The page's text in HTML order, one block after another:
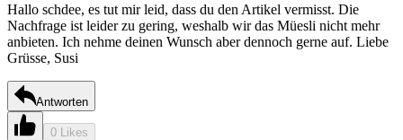
Hallo schdee, es tut mir leid, dass du den Artikel vermisst. Die
Nachfrage ist leider zu gering, weshalb wir das Müesli nicht mehr
anbieten. Ich nehme deinen Wunsch aber dennoch gerne auf. Liebe
Grüsse, Susi
Antworten
0 Likes